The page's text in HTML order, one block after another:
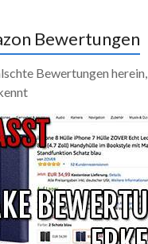
Bewertungen
Bewertungen